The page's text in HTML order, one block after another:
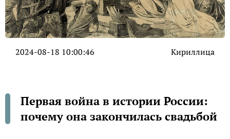
2024-08-18 10:00:46 Кириллица
Первая война в истории России:
почему она закончилась свадьбой